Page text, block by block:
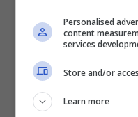
Personalised
content
services
Store and/or
Learn more